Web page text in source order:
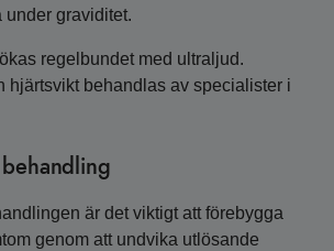
under graviditet.
regelbundet med ultraljud.
hjärtsvikt behandlas av specialister i
är det viktigt att förebygga
genom att undvika utlösande